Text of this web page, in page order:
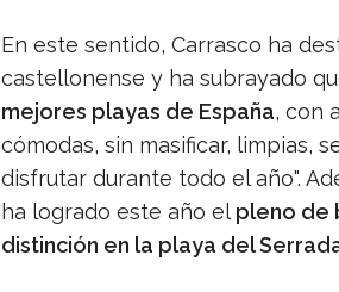
En este sentido, Carrasco ha
castellonense y ha subrayado
mejores playas de España, con
cómodas, sin masificar, limpias,
disfrutar durante todo el año".
ha logrado este año el pleno de
distinción en la playa del